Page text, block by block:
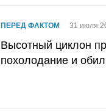
ПЕРЕД ФАКТОМ 31 июля
Высотный циклон
похолодание и